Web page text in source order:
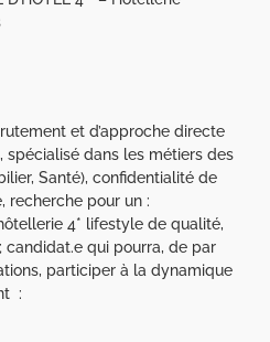
et d’approche directe
dans les métiers des
Santé), confidentialité de
recherche pour un :
4* lifestyle de qualité,
candidat.e qui pourra, de par
participer à la dynamique
: